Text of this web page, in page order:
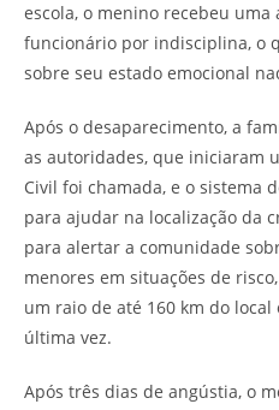
escola, o menino recebeu uma
funcionário por indisciplina, o
sobre seu estado emocional
Após o desaparecimento, a
as autoridades, que iniciaram
Civil foi chamada, e o sistema
para ajudar na localização da
para alertar a comunidade
menores em situações de
um raio de até 160 km do
última vez.
Após três dias de angústia, o